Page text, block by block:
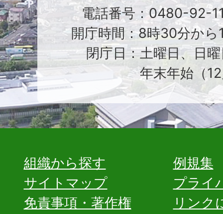
電話番号：0480-92-
開庁時間：8時30分から
閉庁日：土曜日、日
年末年始（
組織から探す
例規集
サイトマップ
プライ
免責事項・著作権
リンク